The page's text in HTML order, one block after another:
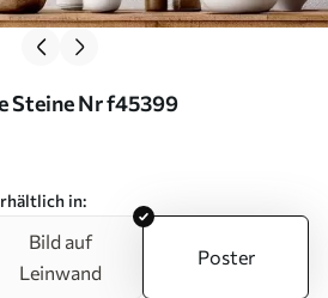
Steine Nr f45399
in:
Bild auf
Leinwand
Poster